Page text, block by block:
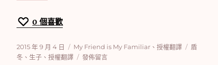
0 個喜歡
發
佈
2015 年 9 月 4 日
分
類
My Friend is My Familiar 、授權翻譯
標
盾
冬 、 生子 、授權翻譯
在
發佈留言